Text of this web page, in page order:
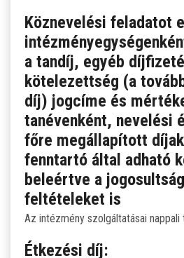
JELENTKEZÉSI LAP/
LETÖLTHETŐ
DUÁLIS PARTNEREINK
HÍREK, AKTUALITÁSOK
Köznevelési feladatot
a tandíj, egyéb
kötelezettség (a
díj) jogcíme és
tanévenként, nevelési
főre megállapított
fenntartó által adható
beleértve a
feltételeket is
Az intézmény szolgáltatásai nappali
Étkezési díj: